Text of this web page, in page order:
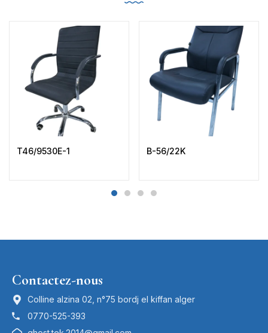
T46/9530E-1 B-56/22K
Contactez-nous
Colline alzina 02, n°75 bordj el kiffan alger
0770-525-393